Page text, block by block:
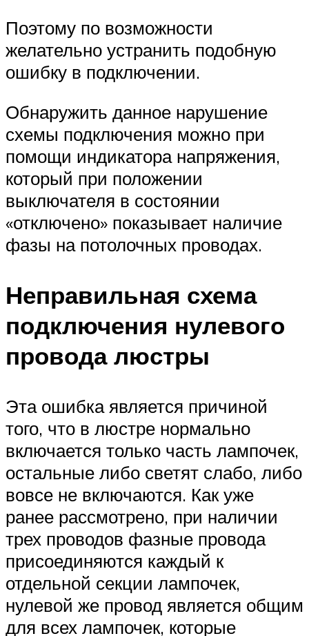
Поэтому по возможности
желательно устранить подобную
ошибку в подключении.
Обнаружить данное нарушение
схемы подключения можно при
помощи индикатора напряжения,
который при положении
выключателя в состоянии
«отключено» показывает наличие
фазы на потолочных проводах.
Неправильная схема
подключения нулевого
провода люстры
Эта ошибка является причиной
того, что в люстре нормально
включается только часть лампочек,
остальные либо светят слабо, либо
вовсе не включаются. Как уже
ранее рассмотрено, при наличии
трех проводов фазные провода
присоединяются каждый к
отдельной секции лампочек,
нулевой же провод является общим
для всех лампочек, которые